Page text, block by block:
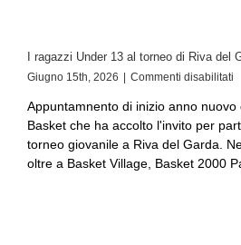
I ragazzi Under 13 al torneo di Riva del
Giugno 15th, 2026 Commenti disabilitati
Appuntamnento di inizio anno
Basket che ha accolto l'invito per
torneo giovanile a Riva del Garda.
oltre a Basket Village, Basket 2000